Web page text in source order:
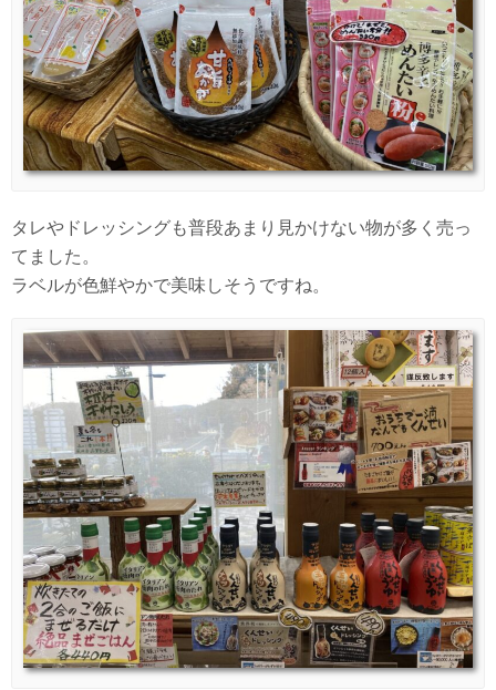
タレやドレッシングも普段あまり見かけない物が多く売っ
てました。
ラベルが色鮮やかで美味しそうですね。